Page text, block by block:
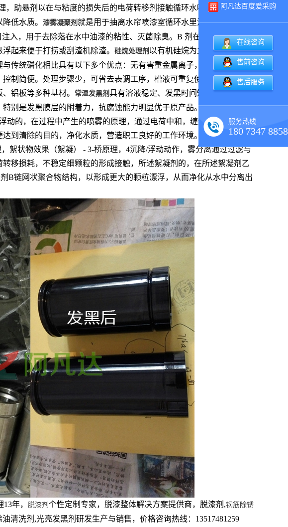
，助悬剂以在与粘度的损失后的电荷转移剂接触循环水喷雾剂，雾的分
低水质。 漆雾凝聚剂 就是用于抽离水帘喷漆室循环水里漆雾。漆雾凝聚
入，用于去除落在水中油漆的粘性、灭菌除臭。B 剂在循环水池回水
起来便于打捞或刮渣机除渣。 硅烷处理剂 以有机硅烷为主要原料对金属
传统磷化相比具有以下多个优点：无有害重金属离子，不含磷，无需
制简便。处理步骤少，可省去表调工序，槽液可重复使用。有效提高
铝板等多种基材。
常温发黑剂 具有溶液稳定、发黑时间短色泽适宜、使
别是发黑膜层的附着力，抗腐蚀能力明显优于原产品。通过定量给料
动的，在过程中产生的喷雾的原理，通过电荷中和，缠绕絮状物，杂质
到清除的目的，净化水质，营造职工良好的工作环境。使用絮凝剂作
絮状物效果（絮凝） - 3-桥原理，4沉降/浮动动作，雾分离通过过滤与
移损耗，不稳定细颗粒的形成接触，所述絮凝剂的，在所述絮凝剂乙
B链网状聚合物结构，以形成更大的颗粒漂浮，从而净化从水中分离出
年， 脱漆剂 个性定制专家，脱漆整体解决方案提供商，脱漆剂,钢筋除锈
清洗剂,光亮发黑剂研发生产与销售，价格咨询热线：13517481259
阿凡达百度爱采购
在线咨询
售前咨询
售后服务
服务热线
180 7347 8858